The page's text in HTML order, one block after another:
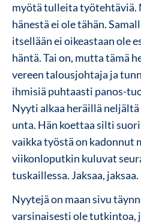
myötä tulleita työtehtäviä.
hänestä ei ole tähän.
itsellään ei oikeastaan ole
häntä. Tai on, mutta tämä
vereen talousjohtaja ja
ihmisiä puhtaasti panos-
Nyyti alkaa heräillä neljältä
unta. Hän koettaa silti
vaikka työstä on kadonnut
viikonloputkin kuluvat
tuskaillessa. Jaksaa, jaksaa.
Nyytejä on maan sivu
varsinaisesti ole tutkintoa,